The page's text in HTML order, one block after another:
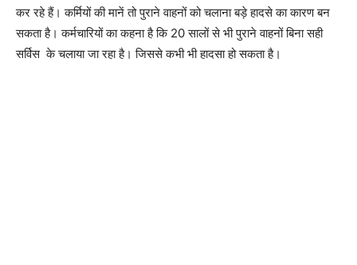
कर रहे हैं। कर्मियों की मानें तो पुराने वाहनों को चलाना बड़े हादसे का कारण बन
सकता है। कर्मचारियों का कहना है कि 20 सालों से भी पुराने वाहनों बिना सही
सर्विस के चलाया जा रहा है। जिससे कभी भी हादसा हो सकता है।